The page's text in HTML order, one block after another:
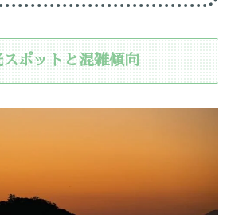
ポットと混雑傾向